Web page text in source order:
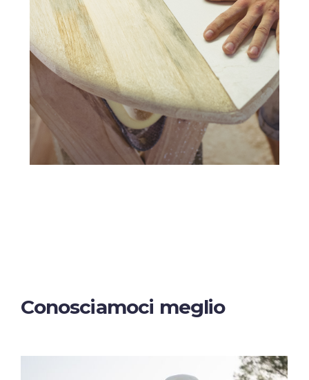
Conosciamoci meglio